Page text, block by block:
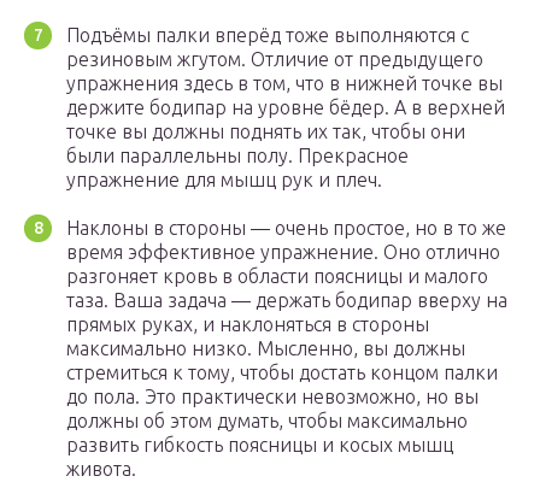
Подъёмы палки вперёд тоже выполняются с
резиновым жгутом. Отличие от предыдущего
упражнения здесь в том, что в нижней точке вы
держите бодипар на уровне бёдер. А в верхней
точке вы должны поднять их так, чтобы они
были параллельны полу. Прекрасное
упражнение для мышц рук и плеч.
Наклоны в стороны — очень простое, но в то же
время эффективное упражнение. Оно отлично
разгоняет кровь в области поясницы и малого
таза. Ваша задача — держать бодипар вверху на
прямых руках, и наклоняться в стороны
максимально низко. Мысленно, вы должны
стремиться к тому, чтобы достать концом палки
до пола. Это практически невозможно, но вы
должны об этом думать, чтобы максимально
развить гибкость поясницы и косых мышц
живота.